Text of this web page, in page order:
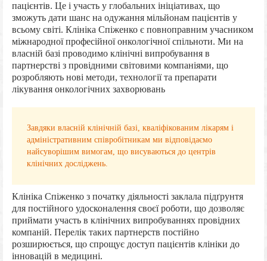
пацієнтів. Це і участь у глобальних ініціативах, що
зможуть дати шанс на одужання мільйонам пацієнтів у
всьому світі. Клініка Спіженко є повноправним учасником
міжнародної професійної онкологічної спільноти. Ми на
власній базі проводимо клінічні випробування в
партнерстві з провідними світовими компаніями, що
розробляють нові методи, технології та препарати
лікування онкологічних захворювань
Завдяки власній клінічній базі, кваліфікованим лікарям і
адміністративним співробітникам ми відповідаємо
найсуворішим вимогам, що висуваються до центрів
клінічних досліджень.
Клініка Спіженко з початку діяльності заклала підґрунтя
для постійного удосконалення своєї роботи, що дозволяє
приймати участь в клінічних випробуваннях провідних
компаній. Перелік таких партнерств постійно
розширюється, що спрощує доступ пацієнтів клініки до
інновацій в медицині.